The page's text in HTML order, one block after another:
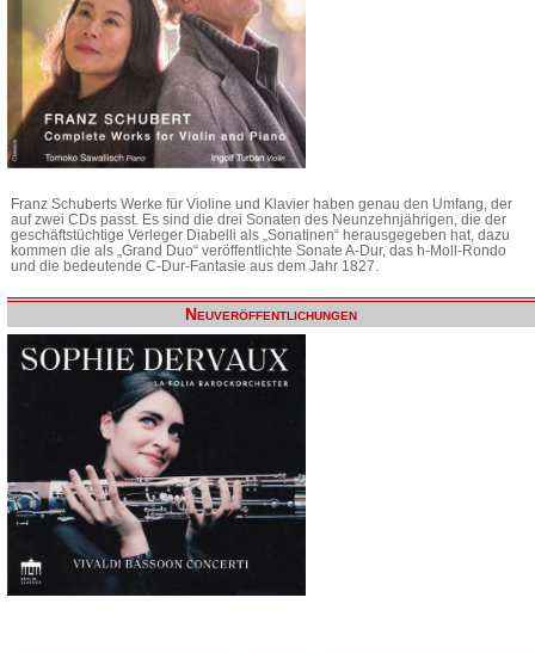
Franz Schuberts Werke für Violine und Klavier haben genau den Umfang, der
auf zwei CDs passt. Es sind die drei Sonaten des Neunzehnjährigen, die der
geschäftstüchtige Verleger Diabelli als „Sonatinen“ herausgegeben hat, dazu
kommen die als „Grand Duo“ veröffentlichte Sonate A-Dur, das h-Moll-Rondo
und die bedeutende C-Dur-Fantasie aus dem Jahr 1827.
Neuveröffentlichungen